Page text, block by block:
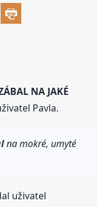
NA JAKÉ
Pavla.
na mokré, umyté
uživatel